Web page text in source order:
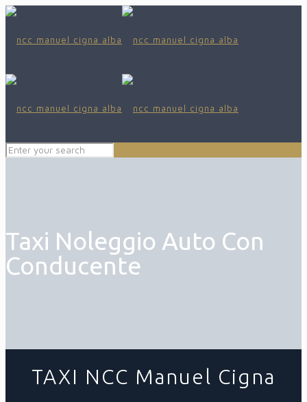
Taxi Noleggio Auto Con
Conducente
TAXI NCC Manuel Cigna